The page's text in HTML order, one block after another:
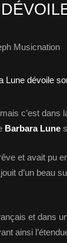
Musicnation
mais c’est dans
Barbara Lune
et avait pu
d’un beau
et dans
ainsi